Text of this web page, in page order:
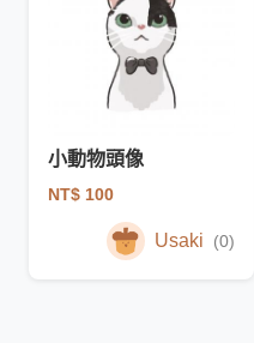
小動物頭像
NT$ 100
Usaki (0)